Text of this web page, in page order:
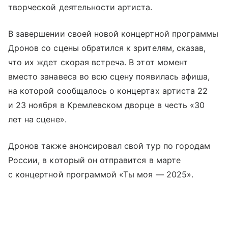
творческой деятельности артиста.
В завершении своей новой концертной программы
Дронов со сцены обратился к зрителям, сказав,
что их ждет скорая встреча. В этот момент
вместо занавеса во всю сцену появилась афиша,
на которой сообщалось о концертах артиста 22
и 23 ноября в Кремлевском дворце в честь «30
лет на сцене».
Дронов также анонсировал свой тур по городам
России, в который он отправится в марте
с концертной программой «Ты моя — 2025».